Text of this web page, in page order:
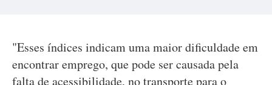
"Esses índices indicam uma maior dificuldade em
encontrar emprego, que pode ser causada pela
falta de acessibilidade, no transporte para o